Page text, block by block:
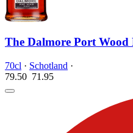
The Dalmore Port Wood
70cl · Schotland ·
79.50 71.95